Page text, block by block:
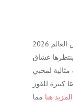
تعتبر مباراة سويسرا ضد كولومبيا في كأس العالم 2026
عشاق
لمحبي
كبيرة للفوز
المزيد هنا مما